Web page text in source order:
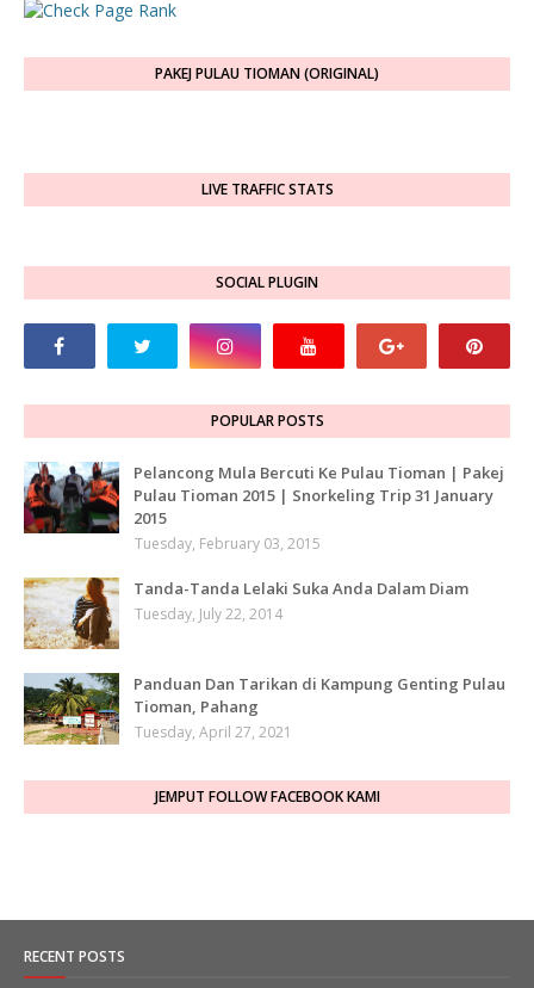
PAKEJ PULAU TIOMAN (ORIGINAL)
LIVE TRAFFIC STATS
SOCIAL PLUGIN
POPULAR POSTS
Pelancong Mula Bercuti Ke Pulau Tioman | Pakej
Pulau Tioman 2015 | Snorkeling Trip 31 January
2015
Tuesday, February 03, 2015
Tanda-Tanda Lelaki Suka Anda Dalam Diam
Tuesday, July 22, 2014
Panduan Dan Tarikan di Kampung Genting Pulau
Tioman, Pahang
Tuesday, April 27, 2021
JEMPUT FOLLOW FACEBOOK KAMI
RECENT POSTS